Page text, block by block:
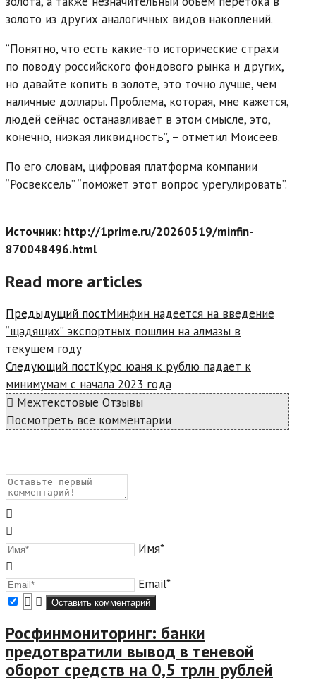
золото из других аналогичных видов накоплений.
“Понятно, что есть какие-то исторические страхи
по поводу российского фондового рынка и других,
но давайте копить в золоте, это точно лучше, чем
наличные доллары. Проблема, которая, мне кажется,
людей сейчас останавливает в этом смысле, это,
конечно, низкая ликвидность”, – отметил Моисеев.
По его словам, цифровая платформа компании
“Росвексель” “поможет этот вопрос урегулировать”.
Источник: http://1prime.ru/20260519/minfin-
870048496.html
Read more articles
Предыдущий постМинфин надеется на введение
“щадящих” экспортных пошлин на алмазы в
текущем году
Следующий постКурс юаня к рублю падает к
минимумам с начала 2023 года
Межтекстовые Отзывы
Посмотреть все комментарии
Имя*
Email*
Росфинмониторинг: банки
предотвратили вывод в теневой
оборот средств на 0,5 трлн рублей